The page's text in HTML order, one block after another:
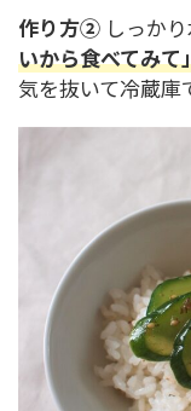
作り方② しっか
いから食べてみて
気を抜いて冷蔵庫